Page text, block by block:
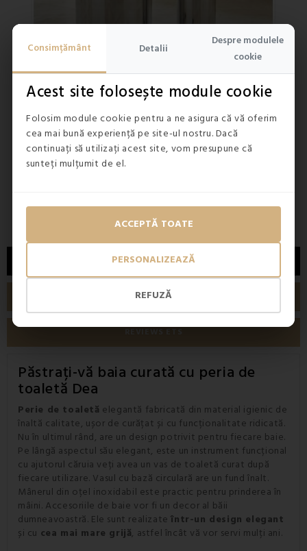
Consimțământ Detalii
Despre modulele
cookie
Acest site folosește module cookie
Folosim module cookie pentru a ne asigura că vă oferim
cea mai bună experiență pe site-ul nostru. Dacă
continuați să utilizați acest site, vom presupune că
sunteți mulțumit de el.
REFUZĂ
PERSONALIZEAZĂ
ACCEPTĂ TOATE
ÎN STOC
Set de accesorii de toaletă pentru baie...
234,90 lei
DESCRIERE
DETALII
Păstrați-vă baia curată cu peria de
toaletă Dea
Perie de toaletă elegantă fabricată din material igienic de
înaltă calitate, ușor de curățat și cu funcționalitate ridicată.
Nu în ultimul rând, are un design potrivit pentru fiecare baie.
Pe lângă aspectul său elegant, este un instrument funcțional
cu ajutorul căruia veți avea un vas de toaletă curat după
fiecare utilizare. Vasul cu bază circulară are un fund înalt.
Mânerul din oțel inoxidabil este practic pentru prinderea în
mâini. Accesoriile de baie vor fi un decor al băii
dumneavoastră. Ele sunt realizateîntr-un design elegant
și cu cea mai mare grijă, astfel încât vă vor servi mulți ani.